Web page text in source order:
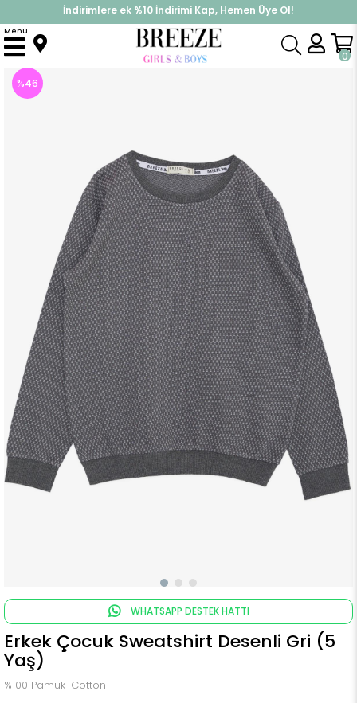
%30 Sepette Yaz İndirimi, Hemen Al!
İndirimlere ek %10 İndirimi Kap, Hemen Üye Ol!
0
Menu
Anasayfa Üst Giyim Sweatshirt
%46
WHATSAPP DESTEK HATTI
Erkek Çocuk Sweatshirt Desenli Gri (5
Yaş)
%100 Pamuk-Cotton